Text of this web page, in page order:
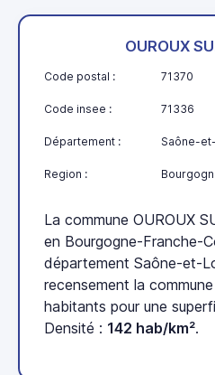
OUROUX
Code postal : 71370
Code insee : 71336
Département : Saône-
Region :
La commune OUROUX
en Bourgogne-Franche-
département Saône-et-
recensement la
habitants pour une
Densité : 142 hab/km².